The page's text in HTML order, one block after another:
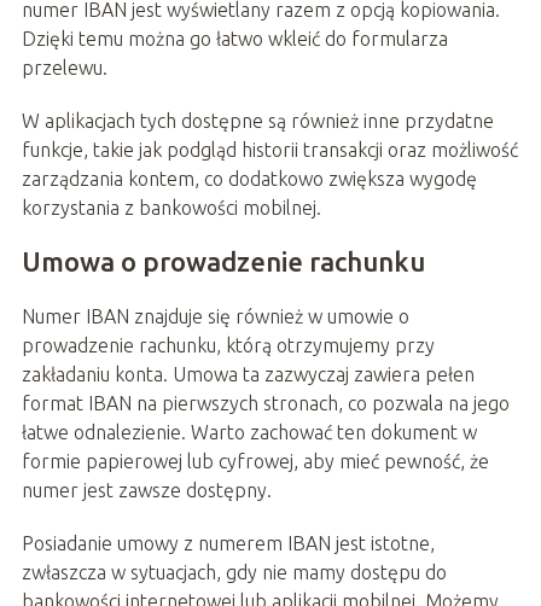
numer IBAN jest wyświetlany razem z opcją kopiowania.
Dzięki temu można go łatwo wkleić do formularza
przelewu.
W aplikacjach tych dostępne są również inne przydatne
funkcje, takie jak podgląd historii transakcji oraz możliwość
zarządzania kontem, co dodatkowo zwiększa wygodę
korzystania z bankowości mobilnej.
Umowa o prowadzenie rachunku
Numer IBAN znajduje się również w umowie o
prowadzenie rachunku, którą otrzymujemy przy
zakładaniu konta. Umowa ta zazwyczaj zawiera pełen
format IBAN na pierwszych stronach, co pozwala na jego
łatwe odnalezienie. Warto zachować ten dokument w
formie papierowej lub cyfrowej, aby mieć pewność, że
numer jest zawsze dostępny.
Posiadanie umowy z numerem IBAN jest istotne,
zwłaszcza w sytuacjach, gdy nie mamy dostępu do
bankowości internetowej lub aplikacji mobilnej. Możemy